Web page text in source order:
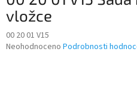
vložce
00 20 01 V15
Průměrné
Neohodnoceno Podrobnosti